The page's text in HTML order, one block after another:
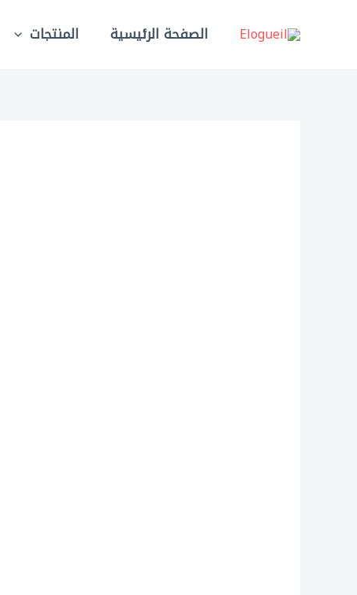
الصفحة الرئيسية المنتجات